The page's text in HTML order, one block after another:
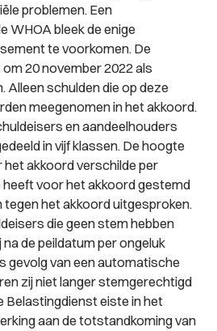
problemen. Een
WHOA bleek de enige
te voorkomen. De
20 november 2022 als
Alleen schulden die op deze
meegenomen in het akkoord.
en aandeelhouders
in vijf klassen. De hoogte
het akkoord verschilde per
heeft voor het akkoord gestemd
tegen het akkoord uitgesproken.
die geen stem hebben
de peildatum per ongeluk
gevolg van een automatische
zij niet langer stemgerechtigd
Belastingdienst eiste in het
aan de totstandkoming van